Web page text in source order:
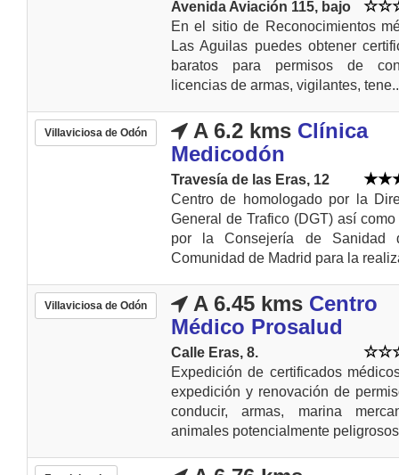
Avenida Aviación 115, bajo
En el sitio de Reconocimientos
Las Aguilas puedes obtener
baratos para permisos de
licencias de armas, vigilantes,
Villaviciosa de Odón A 6.2 kms Clínica
Medicodón
Travesía de las Eras, 12
Centro de homologado por la
General de Trafico (DGT) así como
por la Consejería de Sanidad
Comunidad de Madrid para la
Villaviciosa de Odón A 6.45 kms Centro
Médico Prosalud
Calle Eras, 8.
Expedición de certificados
expedición y renovación de
conducir, armas, marina
animales potencialmente